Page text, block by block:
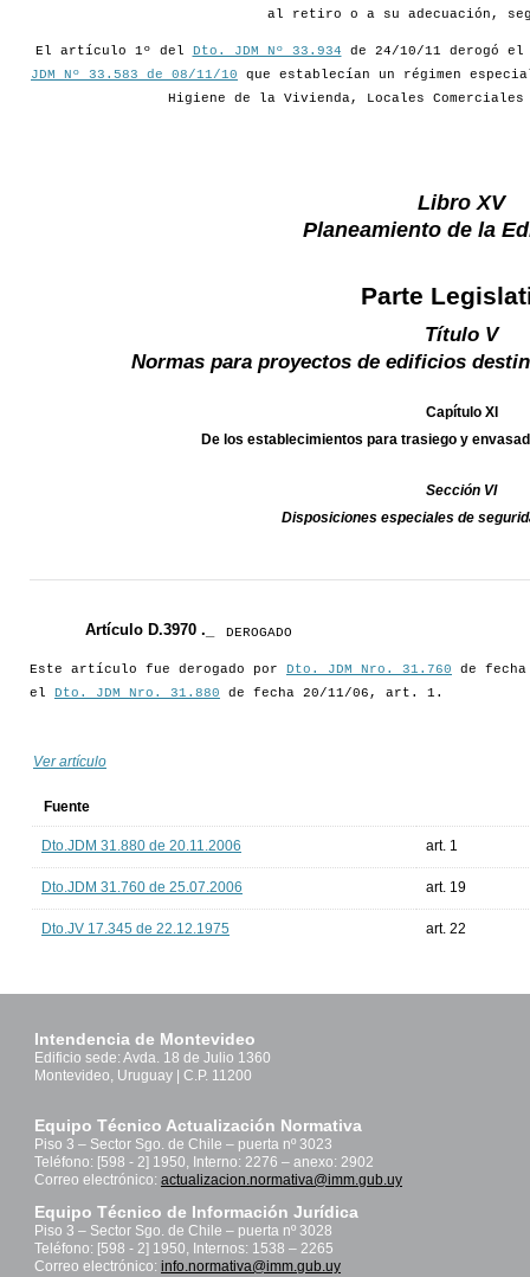
al retiro o a su adecuación,
El artículo 1º del Dto. JDM Nº 33.934 de 24/10/11 derogó
JDM Nº 33.583 de 08/11/10 que establecían un régimen
Higiene de la Vivienda, Locales
Libro XV
Planeamiento de la
Parte
Título V
Normas para proyectos de edificios
Capítulo XI
De los establecimientos para trasiego y
Sección VI
Disposiciones especiales de
Artículo D.3970 ._ DEROGADO
Este artículo fue derogado por Dto. JDM Nro. 31.760 de
el
Dto. JDM Nro. 31.880 de fecha 20/11/06, art. 1.
Ver artículo
Fuente
Dto.JDM 31.880 de 20.11.2006 art. 1
Dto.JDM 31.760 de 25.07.2006 art. 19
Dto.JV 17.345 de 22.12.1975 art. 22
Intendencia de Montevideo
Edificio sede: Avda. 18 de Julio 1360
Montevideo, Uruguay | C.P. 11200
Equipo Técnico Actualización Normativa
Piso 3 – Sector Sgo. de Chile – puerta nº 3023
Teléfono: [598 - 2] 1950, Interno: 2276 – anexo: 2902
Correo electrónico: actualizacion.normativa@imm.gub.uy
Equipo Técnico de Información Jurídica
Piso 3 – Sector Sgo. de Chile – puerta nº 3028
Teléfono: [598 - 2] 1950, Internos: 1538 – 2265
Correo electrónico: info.normativa@imm.gub.uy